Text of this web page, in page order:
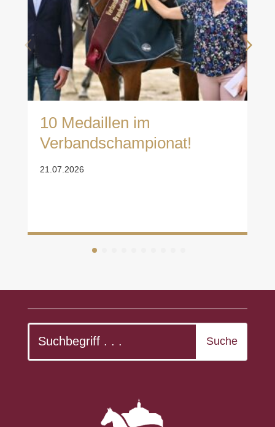
10 Medaillen im
Verbandschampionat!
21.07.2026